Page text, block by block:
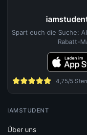
Spart euch die Suche:
Rabatt-
4,75/5
IAMSTUDENT
Über uns